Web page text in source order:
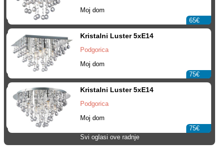
Moj dom
65€
Kristalni Luster 5xE14
Podgorica
Moj dom
75€
Kristalni Luster 5xE14
Podgorica
Moj dom
75€
Svi oglasi ove radnje